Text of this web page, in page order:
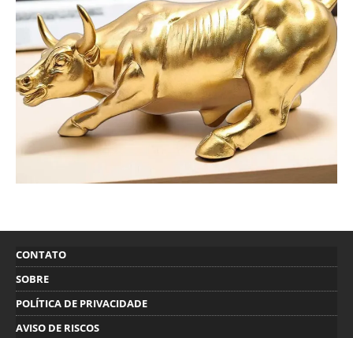
CONTATO
SOBRE
POLÍTICA DE PRIVACIDADE
AVISO DE RISCOS